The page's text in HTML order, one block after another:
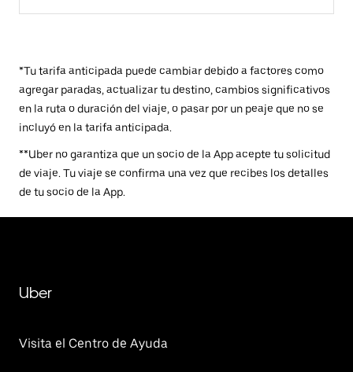
*Tu tarifa anticipada puede cambiar debido a factores como
agregar paradas, actualizar tu destino, cambios significativos
en la ruta o duración del viaje, o pasar por un peaje que no se
incluyó en la tarifa anticipada.
**Uber no garantiza que un socio de la App acepte tu solicitud
de viaje. Tu viaje se confirma una vez que recibes los detalles
de tu socio de la App.
Uber
Visita el Centro de Ayuda